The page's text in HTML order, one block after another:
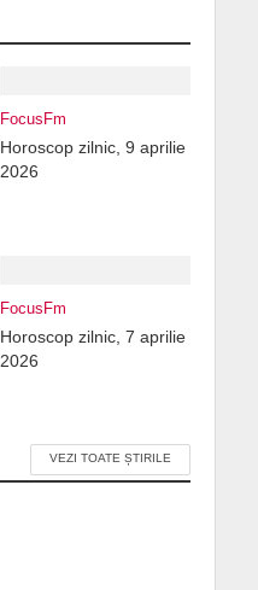
FocusFm
Horoscop zilnic, 9 aprilie
2026
FocusFm
Horoscop zilnic, 7 aprilie
2026
VEZI TOATE ȘTIRILE